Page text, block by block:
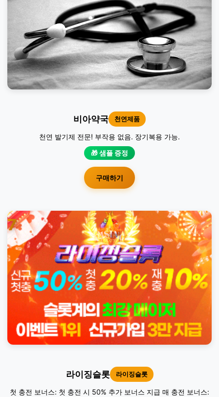
비아약국 천연제품
천연 발기제 전문! 부작용 없음. 장기복용 가능.
🎁 샘플 증정
구매하기
7
라이징슬롯 라이징슬롯
첫 충전 보너스: 첫 충전 시 50% 추가 보너스 지급 매 충전 보너스: